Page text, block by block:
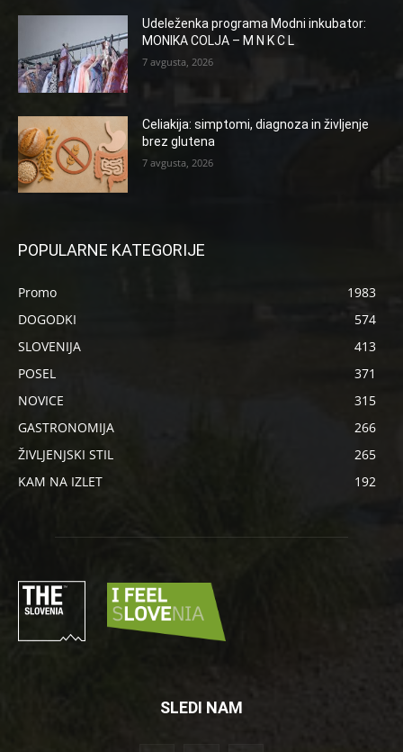
Udeleženka programa Modni inkubator:
MONIKA COLJA – M N K C L
7 avgusta, 2026
Celiakija: simptomi, diagnoza in življenje
brez glutena
7 avgusta, 2026
POPULARNE KATEGORIJE
Promo
1983
DOGODKI
574
SLOVENIJA
413
POSEL
371
NOVICE
315
GASTRONOMIJA
266
ŽIVLJENJSKI STIL
265
KAM NA IZLET
192
SLEDI NAM